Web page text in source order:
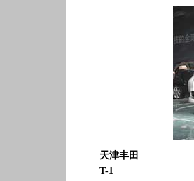
天津丰田
T-1